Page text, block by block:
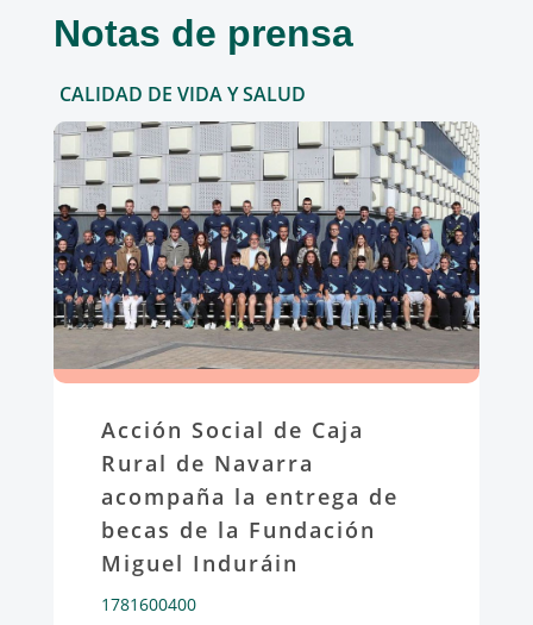
Notas de prensa
CALIDAD DE VIDA Y SALUD
Acción Social de Caja
Rural de Navarra
acompaña la entrega de
becas de la Fundación
Miguel Induráin
1781600400